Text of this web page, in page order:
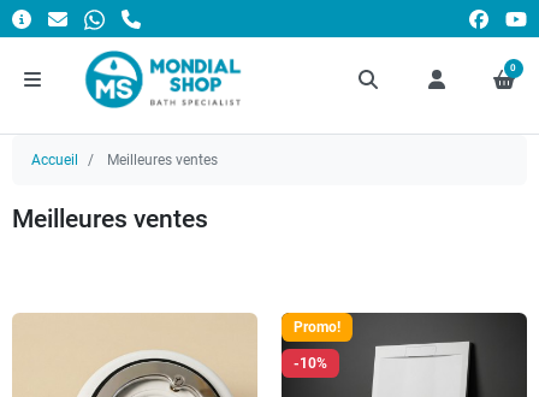
0
Accueil Meilleures ventes
Meilleures ventes
Promo!
-10%